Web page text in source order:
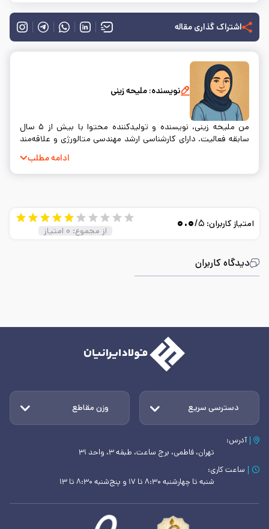
اشتراک گذاری مقاله
نویسنده: ملیحه زینی
من ملیحه زینی، نویسنده و تولیدکننده محتوا با بیش از ۵ سال
سابقه فعالیت. دارای کارشناسی ارشد مهندسی متالورژی و علاقه‌مند
ادامه مطلب
دیدگاه کاربران
امتیاز کاربران: ۰.۰/۵
از مجموع: ۰ امتیاز
دسترسی سریع وزن مقاطع
آدرس:
تهران، فاطمی، برج ساعت، طبقه ۳، واحد ۳۱
ساعت کاری:
شنبه تا چهارشنبه ۸:۳۰ تا ۱۷ و پنج‌شنبه ۸:۳۰ تا ۱۳